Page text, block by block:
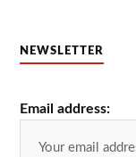
NEWSLETTER
Email address: